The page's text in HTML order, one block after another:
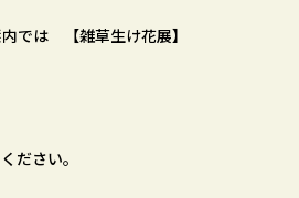
では 【雑草生け花展】
ださい。